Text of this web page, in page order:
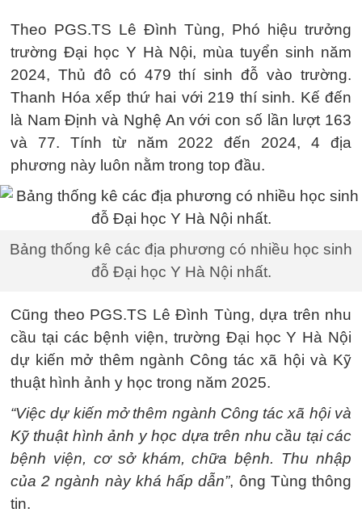
Theo PGS.TS Lê Đình Tùng, Phó hiệu trưởng
trường Đại học Y Hà Nội, mùa tuyển sinh năm
2024, Thủ đô có 479 thí sinh đỗ vào trường.
Thanh Hóa xếp thứ hai với 219 thí sinh. Kế đến
là Nam Định và Nghệ An với con số lần lượt 163
và 77. Tính từ năm 2022 đến 2024, 4 địa
phương này luôn nằm trong top đầu.
Bảng thống kê các địa phương có nhiều học sinh
đỗ Đại học Y Hà Nội nhất.
Cũng theo PGS.TS Lê Đình Tùng, dựa trên nhu
cầu tại các bệnh viện, trường Đại học Y Hà Nội
dự kiến mở thêm ngành Công tác xã hội và Kỹ
thuật hình ảnh y học trong năm 2025.
“Việc dự kiến mở thêm ngành Công tác xã hội và
Kỹ thuật hình ảnh y học dựa trên nhu cầu tại các
bệnh viện, cơ sở khám, chữa bệnh. Thu nhập
của 2 ngành này khá hấp dẫn”, ông Tùng thông
tin.